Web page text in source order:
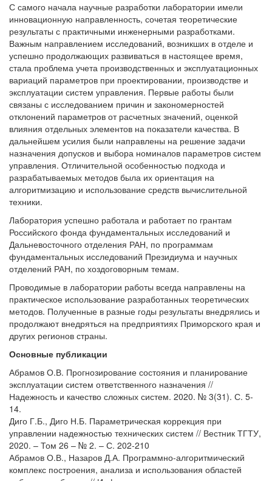
С самого начала научные разработки лаборатории имели
инновационную направленность, сочетая теоретические
результаты с практичными инженерными разработками.
Важным направлением исследований, возникших в отделе и
успешно продолжающих развиваться в настоящее время,
стала проблема учета производственных и эксплуатационных
вариаций параметров при проектировании, производстве и
эксплуатации систем управления. Первые работы были
связаны с исследованием причин и закономерностей
отклонений параметров от расчетных значений, оценкой
влияния отдельных элементов на показатели качества. В
дальнейшем усилия были направлены на решение задачи
назначения допусков и выбора номиналов параметров систем
управления. Отличительной особенностью подхода и
разрабатываемых методов была их ориентация на
алгоритмизацию и использование средств вычислительной
техники.
Лаборатория успешно работала и работает по грантам
Российского фонда фундаментальных исследований и
Дальневосточного отделения РАН, по программам
фундаментальных исследований Президиума и научных
отделений РАН, по хоздоговорным темам.
Проводимые в лаборатории работы всегда направлены на
практическое использование разработанных теоретических
методов. Полученные в разные годы результаты внедрялись и
продолжают внедряться на предприятиях Приморского края и
других регионов страны.
Основные публикации
Абрамов О.В. Прогнозирование состояния и планирование
эксплуатации систем ответственного назначения //
Надежность и качество сложных систем. 2020. № 3(31). С. 5-
14.
Диго Г.Б., Диго Н.Б. Параметрическая коррекция при
управлении надежностью технических систем // Вестник ТГТУ,
2020. – Том 26 – № 2. – С. 202-210
Абрамов О.В., Назаров Д.А. Программно-алгоритмический
комплекс построения, анализа и использования областей